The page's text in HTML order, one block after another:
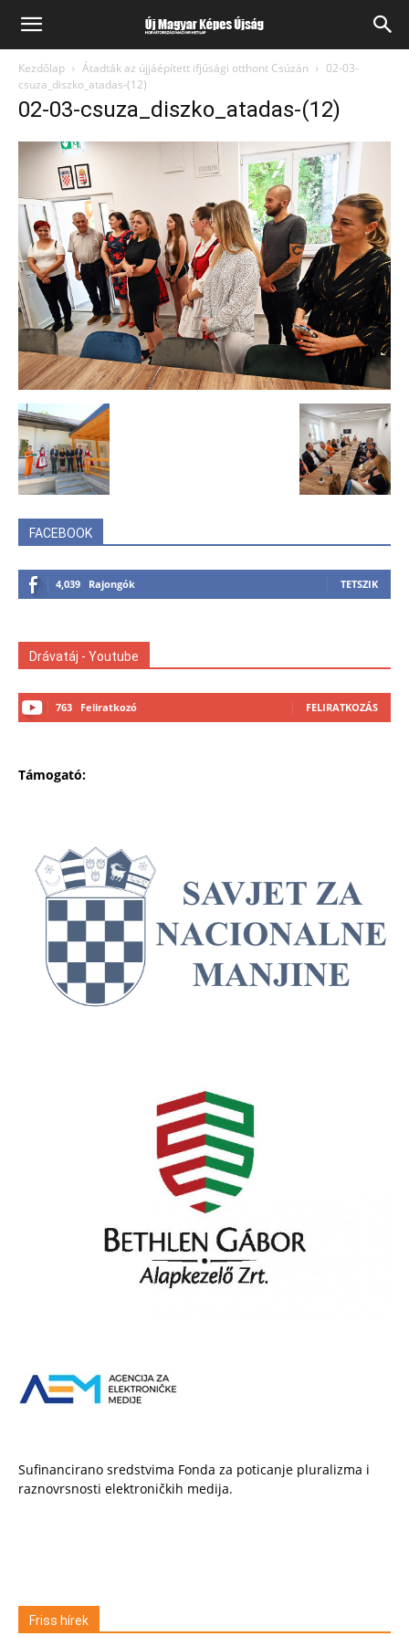
Kezdőlap Átadták az újjáépített ifjúsági otthont Csúzán
02-03-
csuza_diszko_atadas-(12)
02-03-csuza_diszko_atadas-(12)
FACEBOOK
4,039 Rajongók TETSZIK
Drávatáj - Youtube
763 Feliratkozó FELIRATKOZÁS
Támogató:
Sufinancirano sredstvima Fonda za poticanje pluralizma i
raznovrsnosti elektroničkih medija.
Friss hírek